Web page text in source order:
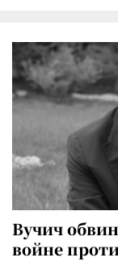
Вучич
войне